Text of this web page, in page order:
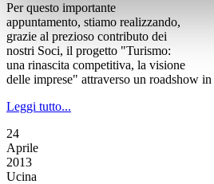
Per questo importante
appuntamento, stiamo realizzando,
grazie al prezioso contributo dei
nostri Soci, il progetto "Turismo:
una rinascita competitiva, la visione
delle imprese" attraverso un roadshow
Leggi tutto...
24
Aprile
2013
Ucina